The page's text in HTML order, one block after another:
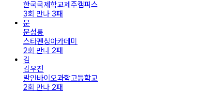
한국국제학교제주캠퍼스
3회 만나 3패
문
문성룡
스타펜싱아카데미
2회 만나 2패
김
김우진
발안바이오과학고등학교
2회 만나 2패